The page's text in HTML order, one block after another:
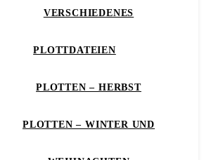
VERSCHIEDENES
PLOTTDATEIEN
PLOTTEN – HERBST
PLOTTEN – WINTER UND